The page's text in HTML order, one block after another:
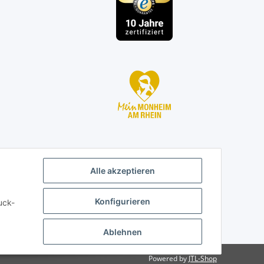
Alle akzeptieren
Konfigurieren
Ablehnen
Powered by JTL-Shop